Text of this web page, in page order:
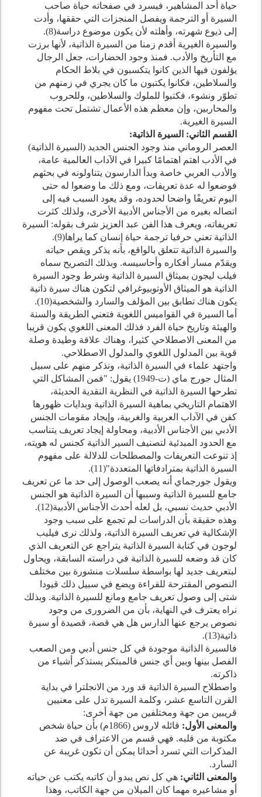
حياة أحد المشاهير، فيسرد في صفحاته حياة صاحب
السيرة أو الترجمة ويفصل المنجزات التي حققها، وأدت
إلى ذيوع شهرته، وأهلته لأن يكون موضوع دراسة(8
).
والسيرة الغيرية أقدم زمنا من السيرة الذاتية، لأنها برزت
مع التأريخ والأدب. فمنذ وجود الحضارات، جعل الرجال
يؤلفون فيها الذين كانوا يتكسبون في بلاط الحكام
والسلاطين، فكانوا يكتبون ما كان يجري في زمنهم من
تطوّر ونشوء، فكتبوا للملوك والسلاطين، وللحروب
والمحاربين، وإن معظم هذه الأعمال تشتمل تحت مفهوم
السيرة الغيرية.
القسم الثاني: السيرة الذاتية:
العصر الروماني منذ وجود الجنس الجديد (السيرة الذاتية)
في الأدب اهتم اهتمامًا كبيرا في الآداب العالمية عامة،
والأدب العربي خاصة وبدأ الدارسون يتناولونه في بحثهم
فوضعوا له عدة تعريفات، ومع ذلك ما وضعوا له حتى
اليوم تعريفًا واضحا لحدوده، وقد يعود السبب فيه إلى
اتصاله بغيره من الأجناس الأدبية الأخرى، ولذلك كثرت
تعريفاته، ويعرف هذا الفن عبد العزيز شرف بقوله: السيرة
الذاتية تعني حرفيا ترجمة حياة إنسان كما يراها(9
).
والسيرة الذاتية تتعلق بالواقع، بأنه يذكر ويقص حياته
ويقدّم مسار أفكاره وأحاسيسه. وبذلك التصريح سماه
فيلب ليجون بميثاق السيرة الذاتية وشرط وجود السيرة
الذاتية هو الميثاق الأوتوبيوغرافي لتكون هناك سيرة ذاتية
يكون هناك تطابق بين المؤلف والسارد والشخصية(10
).
أما السيرة في القواميس اللغوية فتعني الطريقة والسنة
والهيئة وتاريخ حياة الفرد فذلك المعنى اللغوي يكون قريبا
من المعنى الاصطلاحي كثيرا، وهناك علاقة وطيدة وصلة
قوية بين المدلول اللغوي والمدلول الاصطلاحي.
واجتهد علماء في السيرة الذاتية، ونذكر منهم على سبيل
المثال جورج ماي (ت-1949) يقول: "فمن المشاكل التي
تطرحها السيرة الذاتية في النظرية النقدية الحديثة،
الاهتمام التاريخي بماهية السيرة الذاتية وبدايات ظهورها
كفن في الآداب العربية والغربية، وإيجاد مقومات الجنس
الأدبي بين الأجناس الأدبية، ومحاولة إيجاد تعريف يتناسب
مع الحدود المبدئية لتصنيف السير الذاتية كجنس له هويته،
إذ تنوعت التعريفات والمصطلحات للدلالة على مفهوم
السيرة الذاتية بمترادفاتها المتعددة"(11
).
ويقول جورجماي أنه يصعب الوصول إلى حد ما عن تعريف
جامع للسيرة الذاتية وسببها أن السيرة الذاتية هو الجنس
الأدبي حديث نسبي، بل لعله أحدث الأجناس الأدبية(12
).
وهذه حقيقة بأن الدراسات لم تجمع على سبب وجود
الإشكالية في تعريف السيرة الذاتية، ولذلك نرى فيليب
لوجون في كتابة السيرة الذاتية يتراجع عن التعريف الذي
كان قد وضعه للسيرة الذاتية في دراسته السابقة، ويحاول
لبتعريف جديد لها بواسطة سلسلات منشورة بين مختلف
النصوص المقترحة للقراءة ويضع في سبيل ذلك قيودا
شتى إلى وصول تعريف جامع ومانع للسيرة الذاتية. وبذلك
نراه يعترف في النهاية، بأن من الضرورى من وجود
نصوص يرجع عنها الدارس هل هي قصة، قصيدة أو سيرة
ذاتية(13
).
فالسيرة الذاتية موجودة في كل جنس أدبي ومن الصعب
الفصل بينها وبين أي جنس فالمبتكر يستذكر أشياء من
ذاكرته.
واصطلاح السيرة الذاتية قد ورد من الانجلترا في بداية
القرن التاسع عشر، وكلمة السيرة تدل على معنيين
قريبين من جهة ومختلفين من جهة أخرى:
والمعنى الأول: قائله لاروس (1866م) بأن حياة شخص
مكتوبة من قلبه. فهي قسم من الاعتراف في ضد
المذكرات التي تسرد أحداثا يمكن أن تكون غريبة عن
السارد.
والمعنى الثاني: هي كل نص يبدو أن كاتبه يكتب عن حياته
أو مشاعيره مهما كان الميلان من جهة الكاتب، وهذا